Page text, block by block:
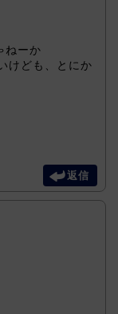
ねーか
けども、とにか
返信